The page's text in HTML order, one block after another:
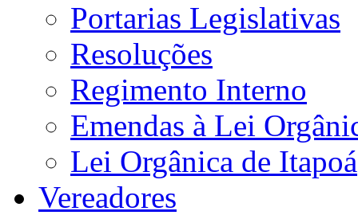
Portarias Legislativas
Resoluções
Regimento Interno
Emendas à Lei
Lei Orgânica de Itapoá
Vereadores